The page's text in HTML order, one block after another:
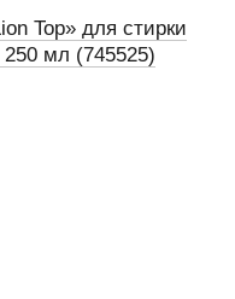
Top» для стирки
250 мл (745525)